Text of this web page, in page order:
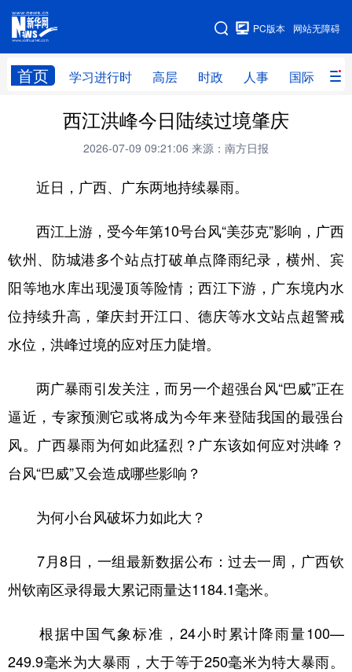
网站无障碍
PC版本
首页 学习进行时 高层 时政 人事 国际 财
网站地图
学习进行时 高层 时政
财经 网评
台湾 思客智库 全球连线
文化 书画 健康 军事
访谈 视频 图片 政务
法律 中央文件 金融 汽车
食品 人居 信息化
学术中国 乡村振兴 银龄 溯源中国
城市 旅游 能源 会展
彩票 娱乐 时尚 悦读
公益 一带一路
文化产业
地方频道
辽宁 吉林 上海 江苏
西江洪峰今日陆续过境肇庆
2026-07-09 09:21:06 来源：南方日报
近日，广西、广东两地持续暴雨。
西江上游，受今年第10号台风“美莎克”影响，广西
钦州、防城港多个站点打破单点降雨纪录，横州、宾
阳等地水库出现漫顶等险情；西江下游，广东境内水
位持续升高，肇庆封开江口、德庆等水文站点超警戒
水位，洪峰过境的应对压力陡增。
两广暴雨引发关注，而另一个超强台风“巴威”正在
逼近，专家预测它或将成为今年来登陆我国的最强台
风。广西暴雨为何如此猛烈？广东该如何应对洪峰？
台风“巴威”又会造成哪些影响？
为何小台风破坏力如此大？
7月8日，一组最新数据公布：过去一周，广西钦
州钦南区录得最大累记雨量达1184.1毫米。
根据中国气象标准，24小时累计降雨量100—
249.9毫米为大暴雨，大于等于250毫米为特大暴雨。